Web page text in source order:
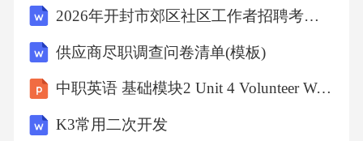
二、多项选择题（本大题共5小题，每小题3
1.希腊神话中的泰坦神族与奥林匹斯神族之间的
战争被称为（）
2026年开封市郊区社区工作者招聘考试参考题库及答案解析
供应商尽职调查问卷清单(模板)
中职英语 基础模块2 Unit 4 Volunteer Work
K3常用二次开发